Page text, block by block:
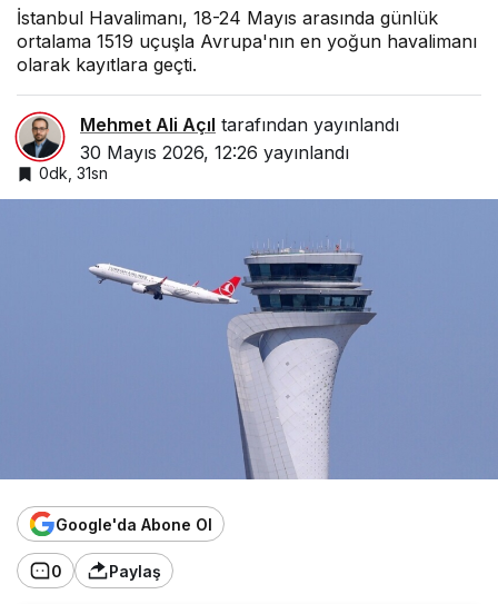
İstanbul Havalimanı, 18-24 Mayıs arasında günlük
ortalama 1519 uçuşla Avrupa'nın en yoğun havalimanı
olarak kayıtlara geçti.
Mehmet Ali Açıl tarafından yayınlandı
30 Mayıs 2026, 12:26 yayınlandı
0dk, 31sn
Google'da Abone Ol
0 Paylaş